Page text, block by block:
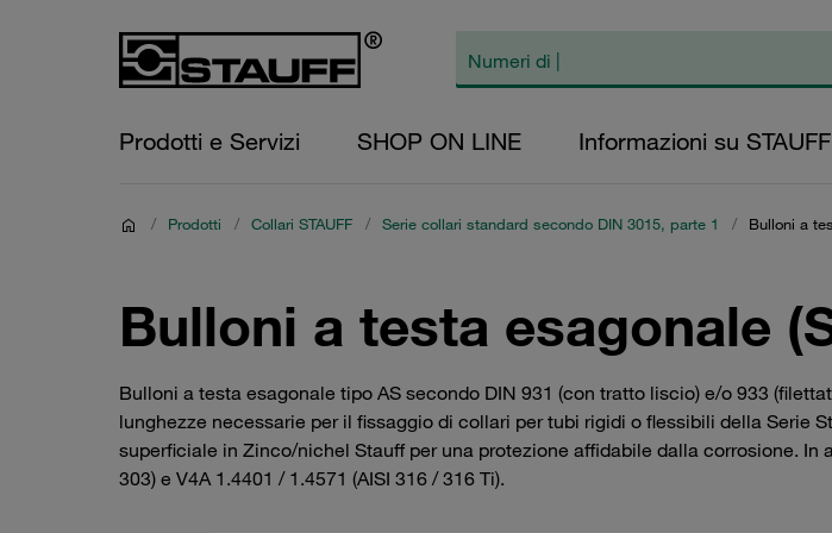
Prodotti e Servizi SHOP ON LINE Informazioni su STAUFF
/ Prodotti / Collari STAUFF / Serie collari standard secondo DIN 3015, parte 1 / Bulloni a
Bulloni a testa esagonale
Bulloni a testa esagonale tipo AS secondo DIN 931 (con tratto liscio) e/o 933
lunghezze necessarie per il fissaggio di collari per tubi rigidi o flessibili della Serie
superficiale in Zinco/nichel Stauff per una protezione affidabile dalla corrosione.
303) e V4A 1.4401 / 1.4571 (AISI 316 / 316 Ti).